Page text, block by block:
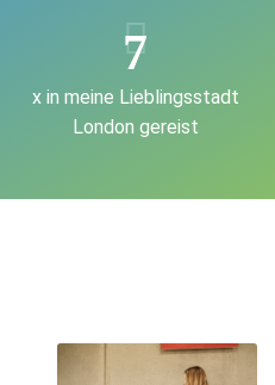
7
x in meine Lieblingsstadt
London gereist